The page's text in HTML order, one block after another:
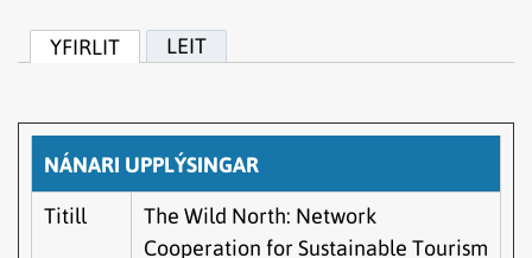
YFIRLIT LEIT
NÁNARI UPPLÝSINGAR
Titill
The Wild North: Network
Cooperation for Sustainable Tourism